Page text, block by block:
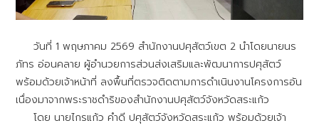
วันที่ 1 พฤษภาคม 2569 สำนักงานปศุสัตว์เขต 2 นำโดยนายนร
ภัทร อ่อนคลาย ผู้อำนวยการส่วนส่งเสริมและพัฒนาการปศุสัตว์
พร้อมด้วยเจ้าหน้าที่ ลงพื้นที่ตรวจติดตามการดำเนินงานโครงการอัน
เนื่องมาจากพระราชดำริของสำนักงานปศุสัตว์จังหวัดสระแก้ว
โดย นายไกรแก้ว คำดี ปศุสัตว์จังหวัดสระแก้ว พร้อมด้วยเจ้า